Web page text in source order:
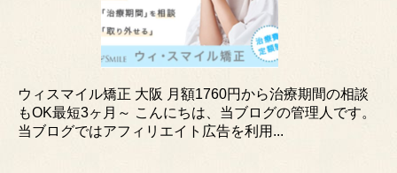
ウィスマイル矯正 大阪 月額1760円から治療期間の相談
もOK最短3ヶ月～ こんにちは、当ブログの管理人です。
当ブログではアフィリエイト広告を利用...